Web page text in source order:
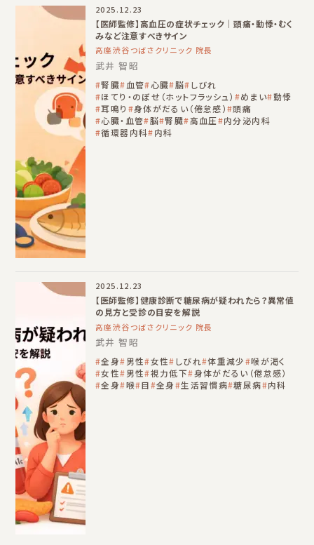
2025.12.23
【医師監修】高血圧の症状チェック｜頭痛・動悸・むく
みなど注意すべきサイン
高座渋谷つばさクリニック 院長
武井 智昭
腎臓 血管 心臓 脳 しびれ
ほてり・のぼせ（ホットフラッシュ）
めまい 動悸
耳鳴り
身体がだるい（倦怠感）
頭痛
心臓・血管 脳 腎臓 高血圧
内分泌内科
循環器内科 内科
2025.12.23
【医師監修】健康診断で糖尿病が疑われたら？異常値
の見方と受診の目安を解説
高座渋谷つばさクリニック 院長
武井 智昭
全身 男性 女性 しびれ 体重減少
喉が渇く
女性 男性 視力低下 身体がだるい（倦怠感）
全身 喉 目 全身 生活習慣病 糖尿病 内科